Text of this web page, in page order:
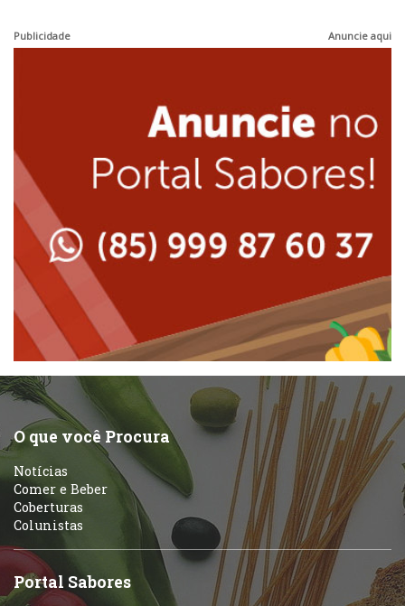
Japonesa e Oriental
Lanchonetes
Massas
Peixes e Frutos do Mar
Pizzarias
Portuguesa
Self-service
Sobremesas e sorvetes
Peixes e Frutos do Mar
Pizzarias
Portuguesa
Sobremesas e sorvetes
Variados
Publicidade Anuncie aqui
O que você Procura
Notícias
Comer e Beber
Coberturas
Colunistas
Portal Sabores